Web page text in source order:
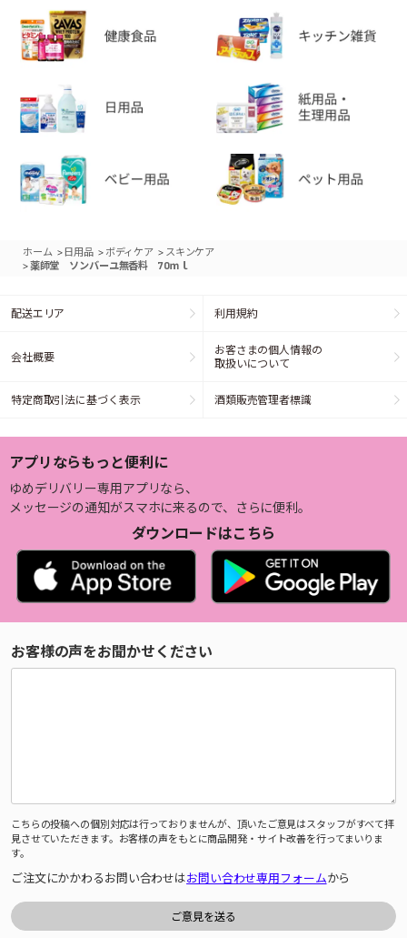
ホーム > 日用品 > ボディケア > スキンケア
>薬師堂 ソンバーユ無香料 70ｍｌ
配送エリア 利用規約
会社概要
お客さまの個人情報の
取扱いについて
特定商取引法に基づく表示 酒類販売管理者標識
アプリならもっと便利に
ゆめデリバリー専用アプリなら、
メッセージの通知がスマホに来るので、さらに便利。
ダウンロードはこちら
お客様の声をお聞かせください
こちらの投稿への個別対応は行っておりませんが、頂いたご意見はスタッフがすべて拝
見させていただきます。お客様の声をもとに商品開発・サイト改善を行ってまいりま
す。
ご注文にかかわるお問い合わせはお問い合わせ専用フォームから